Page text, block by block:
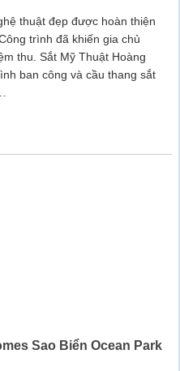
thuật đẹp được hoàn thiện
trình đã khiến gia chủ
thu. Sắt Mỹ Thuật Hoàng
ban công và cầu thang sắt
Sao Biển Ocean Park